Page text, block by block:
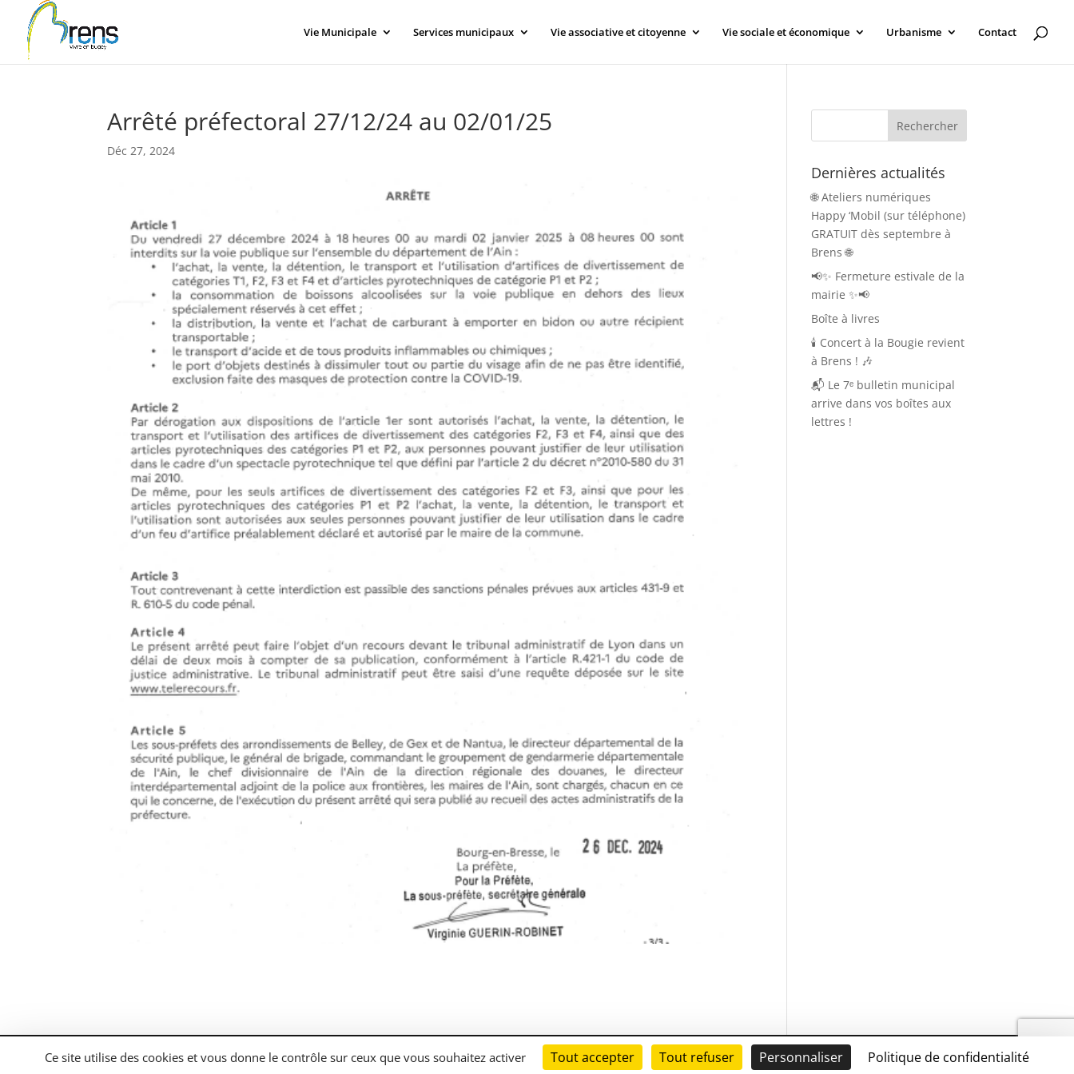
Vie Municipale Services municipaux Vie associative et citoyenne Vie sociale et économique Urbanisme Contact
Arrêté préfectoral 27/12/24 au 02/01/25
Déc 27, 2024
Dernières actualités
🌐 Ateliers numériques
Happy ‘Mobil (sur téléphone)
GRATUIT dès septembre à
Brens 🌐
📢✨ Fermeture estivale de la
mairie ✨📢
Boîte à livres
🕯️ Concert à la Bougie revient
à Brens ! 🎶
📬 Le 7ᵉ bulletin municipal
arrive dans vos boîtes aux
lettres !
Tous droits réservés Brens.fr |Mentions légales| Mise en place du siteLK-Communication.fr
Panneau de gestion des cookies
Ce site utilise des cookies et vous donne le contrôle sur ceux que vous souhaitez activer Tout accepter Tout refuser Personnaliser Politique de confidentialité